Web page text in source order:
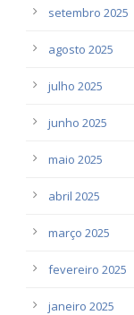
setembro 2025
agosto 2025
julho 2025
junho 2025
maio 2025
abril 2025
março 2025
fevereiro 2025
janeiro 2025